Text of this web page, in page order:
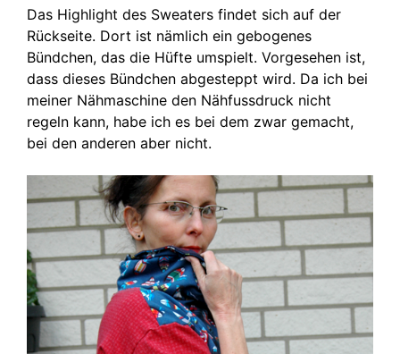
Das Highlight des Sweaters findet sich auf der
Rückseite. Dort ist nämlich ein gebogenes
Bündchen, das die Hüfte umspielt. Vorgesehen ist,
dass dieses Bündchen abgesteppt wird. Da ich bei
meiner Nähmaschine den Nähfussdruck nicht
regeln kann, habe ich es bei dem zwar gemacht,
bei den anderen aber nicht.